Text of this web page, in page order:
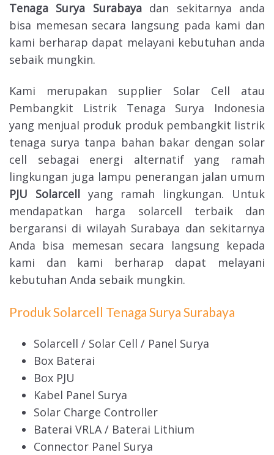
Tenaga Surya Surabayadan sekitarnya anda
bisa memesan secara langsung pada kami dan
kami berharap dapat melayani kebutuhan anda
sebaik mungkin.
Kami merupakan supplier Solar Cell atau
Pembangkit Listrik Tenaga Surya Indonesia
yang menjual produk produk pembangkit listrik
tenaga surya tanpa bahan bakar dengan solar
cell sebagai energi alternatif yang ramah
lingkungan juga lampu penerangan jalan umum
PJU Solarcell yang ramah lingkungan. Untuk
mendapatkan harga solarcell terbaik dan
bergaransi di wilayah Surabaya dan sekitarnya
Anda bisa memesan secara langsung kepada
kami dan kami berharap dapat melayani
kebutuhan Anda sebaik mungkin.
Produk Solarcell Tenaga Surya Surabaya
Solarcell / Solar Cell / Panel Surya
Box Baterai
Box PJU
Kabel Panel Surya
Solar Charge Controller
Baterai VRLA / Baterai Lithium
Connector Panel Surya